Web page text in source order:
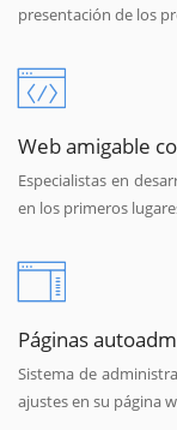
presentación de los
Web amigable
Especialistas en
en los primeros
Páginas
Sistema de
ajustes en su página